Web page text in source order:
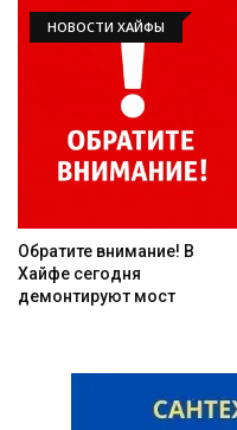
НОВОСТИ ХАЙФЫ
Обратите внимание! В
Хайфе сегодня
демонтируют мост